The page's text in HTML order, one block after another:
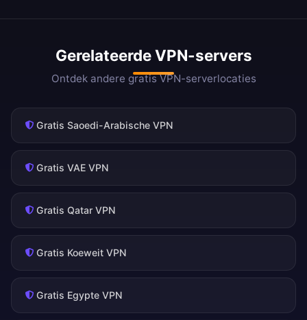
Gerelateerde VPN-servers
Ontdek andere gratis VPN-serverlocaties
Gratis Saoedi-Arabische VPN
Gratis VAE VPN
Gratis Qatar VPN
Gratis Koeweit VPN
Gratis Egypte VPN